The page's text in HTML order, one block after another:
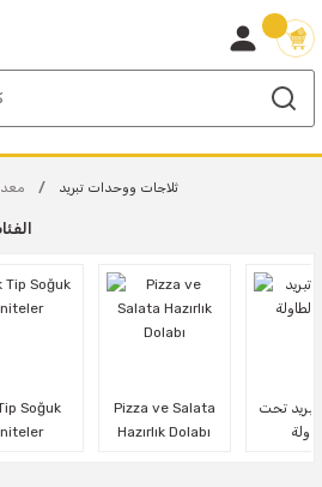
ثلاجات ووحدات تبريد
Soğuk
Pizza ve Salata
Hazırlık Dolabı
تحت